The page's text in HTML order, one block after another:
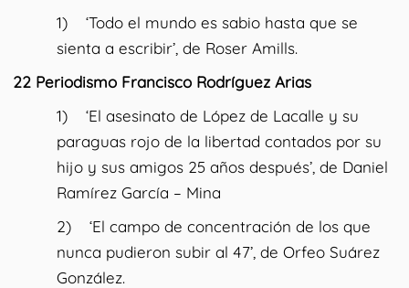
1) ‘Todo el mundo es sabio hasta que se
sienta a escribir’, de Roser Amills.
22 Periodismo Francisco Rodríguez Arias
1) ‘El asesinato de López de Lacalle y su
paraguas rojo de la libertad contados por su
hijo y sus amigos 25 años después’, de Daniel
Ramírez García – Mina
2) ‘El campo de concentración de los que
nunca pudieron subir al 47’, de Orfeo Suárez
González.